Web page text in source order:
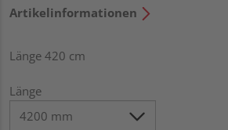
Artikelinformationen
Länge 420 cm
Länge